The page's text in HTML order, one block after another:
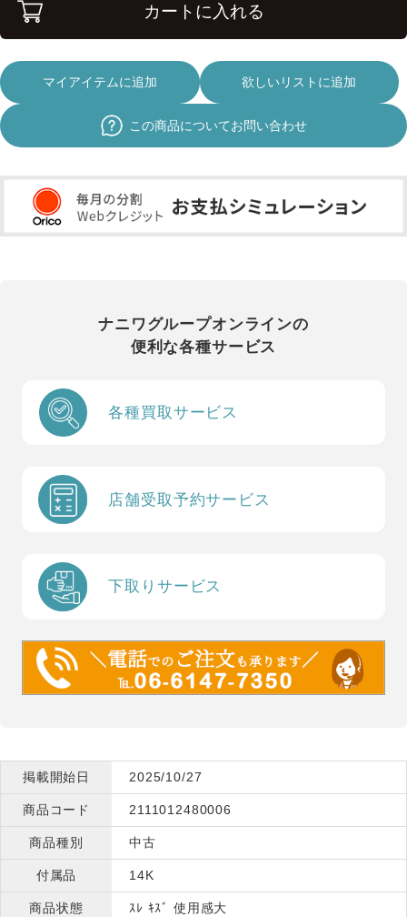
カートに入れる
マイアイテムに追加 欲しいリストに追加
この商品についてお問い合わせ
ナニワグループオンラインの
便利な各種サービス
各種買取サービス
店舗受取予約サービス
下取りサービス
掲載開始日 2025/10/27
商品コード 2111012480006
商品種別 中古
付属品 14K
商品状態 ｽﾚ ｷｽﾞ 使用感大